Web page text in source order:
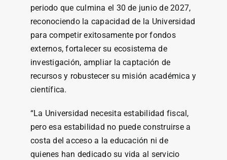
periodo que culmina el 30 de junio de 2027,
reconociendo la capacidad de la Universidad
para competir exitosamente por fondos
externos, fortalecer su ecosistema de
investigación, ampliar la captación de
recursos y robustecer su misión académica y
científica.
“La Universidad necesita estabilidad fiscal,
pero esa estabilidad no puede construirse a
costa del acceso a la educación ni de
quienes han dedicado su vida al servicio